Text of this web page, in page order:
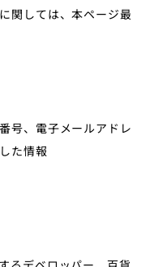
関しては、本ページ最
号、電子メールアドレ
た情報